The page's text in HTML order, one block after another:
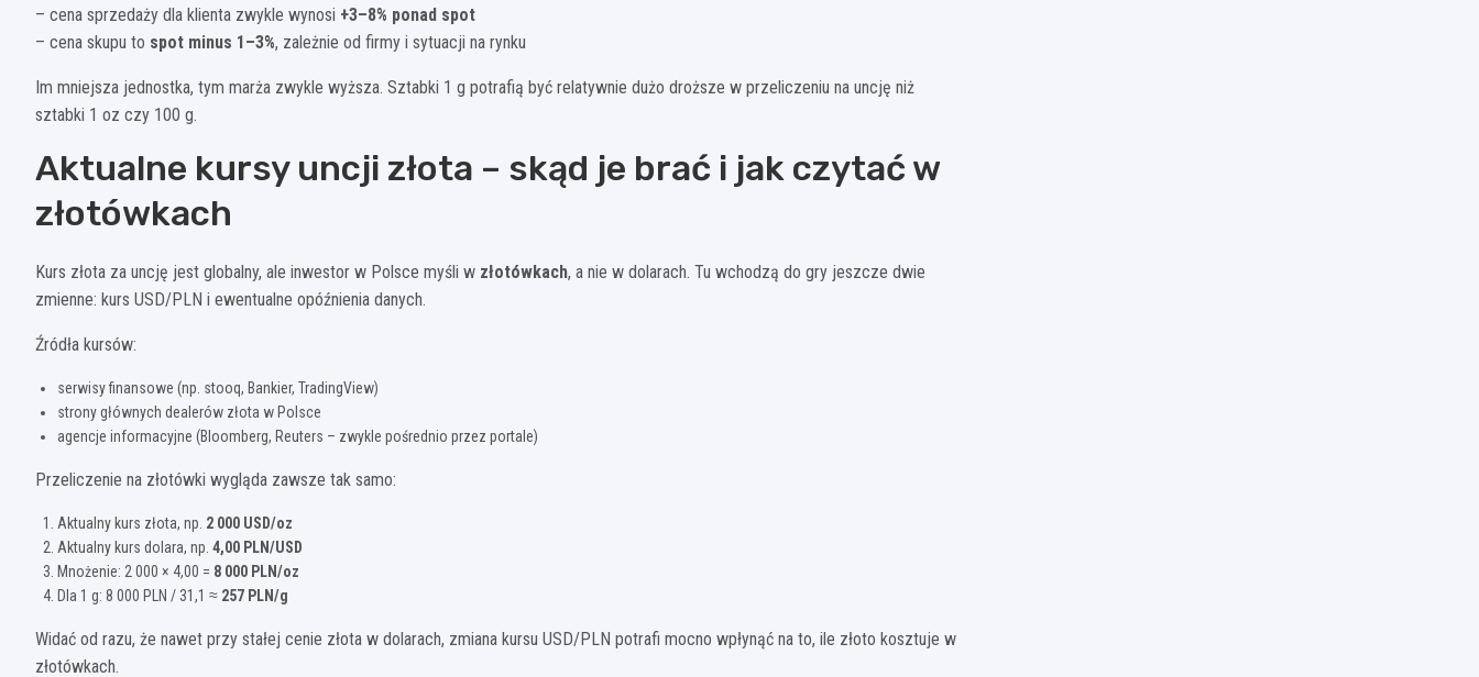
– cena sprzedaży dla klienta zwykle wynosi +3–8% ponad spot
– cena skupu to spot minus 1–3%, zależnie od firmy i sytuacji na rynku
Im mniejsza jednostka, tym marża zwykle wyższa. Sztabki 1 g potrafią być relatywnie dużo droższe w przeliczeniu na uncję niż
sztabki 1 oz czy 100 g.
Aktualne kursy uncji złota – skąd je brać i jak czytać w
złotówkach
Kurs złota za uncję jest globalny, ale inwestor w Polsce myśli w złotówkach, a nie w dolarach. Tu wchodzą do gry jeszcze dwie
zmienne: kurs USD/PLN i ewentualne opóźnienia danych.
Źródła kursów:
serwisy finansowe (np. stooq, Bankier, TradingView)
strony głównych dealerów złota w Polsce
agencje informacyjne (Bloomberg, Reuters – zwykle pośrednio przez portale)
Przeliczenie na złotówki wygląda zawsze tak samo:
Aktualny kurs złota, np. 2 000 USD/oz
Aktualny kurs dolara, np. 4,00 PLN/USD
Mnożenie: 2 000 × 4,00 = 8 000 PLN/oz
Dla 1 g: 8 000 PLN / 31,1 ≈ 257 PLN/g
Widać od razu, że nawet przy stałej cenie złota w dolarach, zmiana kursu USD/PLN potrafi mocno wpłynąć na to, ile złoto kosztuje w
złotówkach.